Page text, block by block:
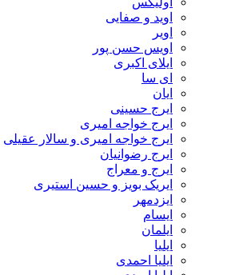
اوید و صفایی
اویر
اویس حسن پور
ايلاى اكبرى
ای سا
ایان
ایرج حسینی
ایرج خواجه امیری
ایرج خواجه امیری و سالار عقیلی
ایرج رضوانیان
ایرج و معراج
ایریک بویز و حسین استیری
ایزدمهر
ایسام
ایلمان
ایلیا
ایلیا احمدی